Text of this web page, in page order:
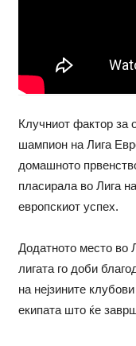
Клучниот фактор за
шампион на Лига
домашното
пласирала во Лига
европскиот успех.
Додатното место во
лигата го доби
на нејзините
екипата што ќе